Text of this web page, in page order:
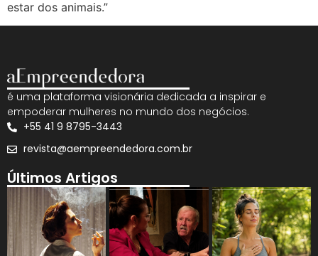
estar dos animais.”
é uma plataforma visionária dedicada a inspirar e
empoderar mulheres no mundo dos negócios.
+55 41 9 8795-3443
revista@aempreendedora.com.br
Últimos Artigos